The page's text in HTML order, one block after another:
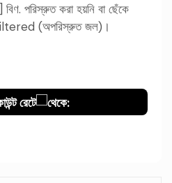
পরিস্রুত করা হয়নি বা ছেঁকে
(অপরিস্রুত জল)।
রেটে থেকে: